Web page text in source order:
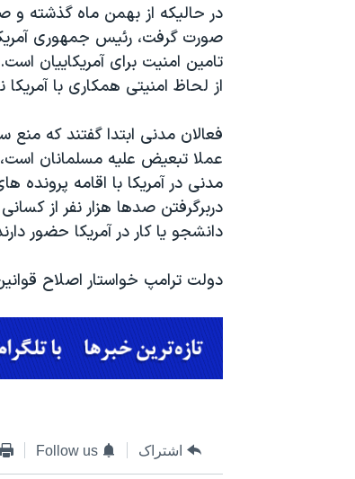
در حالیکه از بهمن ماه گذشته و
صورت گرفت، رئیس جمهوری
تامین امنیت برای آمریکاییان
از لحاظ امنیتی همکاری با
فعالان مدنی ابتدا گفتند که منع
عملا تبعیض علیه مسلمانان
مدنی در آمریکا با اقامه
دربرگرفتن صدها هزار نفر از
دانشجو یا کار در آمریکا حضور
دولت ترامپ خواستار اصلاح
اشتراک Follow us